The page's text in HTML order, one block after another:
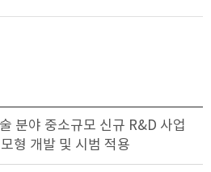
분야 중소규모 신규 R&D 사업
형 개발 및 시범 적용